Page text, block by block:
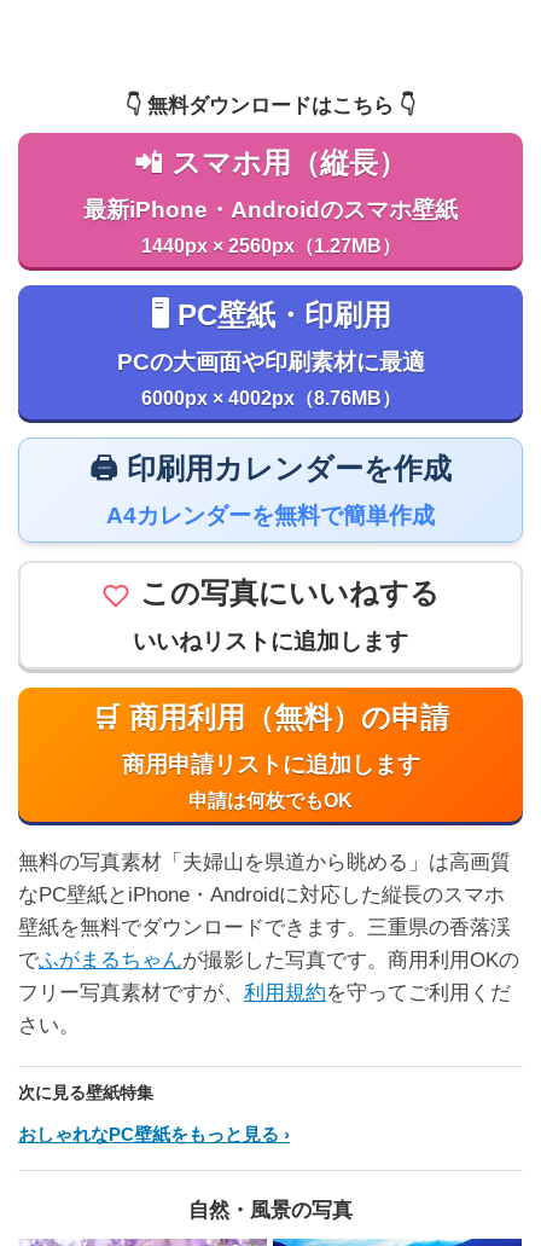
👇️ 無料ダウンロードはこちら 👇️
📲 スマホ用（縦長）
最新iPhone・Androidのスマホ壁紙
1440px × 2560px（1.27MB）
🖥️ PC壁紙・印刷用
PCの大画面や印刷素材に最適
6000px × 4002px（8.76MB）
🖨️ 印刷用カレンダーを作成
A4カレンダーを無料で簡単作成
この写真にいいねする
いいねリストに追加します
🛒 商用利用（無料）の申請
商用申請リストに追加します
申請は何枚でもOK
無料の写真素材「夫婦山を県道から眺める」は高画質
なPC壁紙とiPhone・Androidに対応した縦長のスマホ
壁紙を無料でダウンロードできます。三重県の香落渓
でふがまるちゃんが撮影した写真です。商用利用OKの
フリー写真素材ですが、 利用規約を守ってご利用くだ
さい。
次に見る壁紙特集
おしゃれなPC壁紙をもっと見る
自然・風景の写真